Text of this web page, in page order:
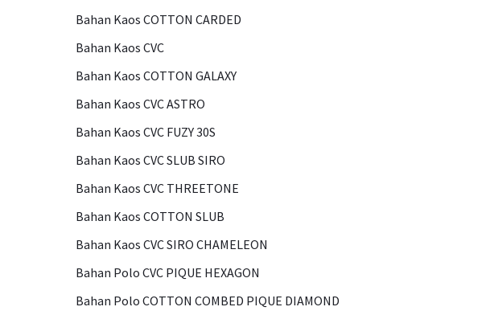
Bahan Kaos COTTON CARDED
Bahan Kaos CVC
Bahan Kaos COTTON GALAXY
Bahan Kaos CVC ASTRO
Bahan Kaos CVC FUZY 30S
Bahan Kaos CVC SLUB SIRO
Bahan Kaos CVC THREETONE
Bahan Kaos COTTON SLUB
Bahan Kaos CVC SIRO CHAMELEON
Bahan Polo CVC PIQUE HEXAGON
Bahan Polo COTTON COMBED PIQUE DIAMOND